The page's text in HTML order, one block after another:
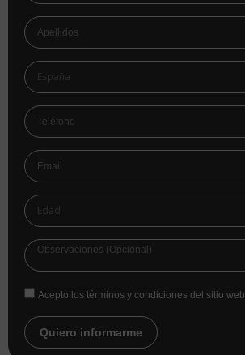
Acepto los términos y condiciones del sitio web
Quiero informarme